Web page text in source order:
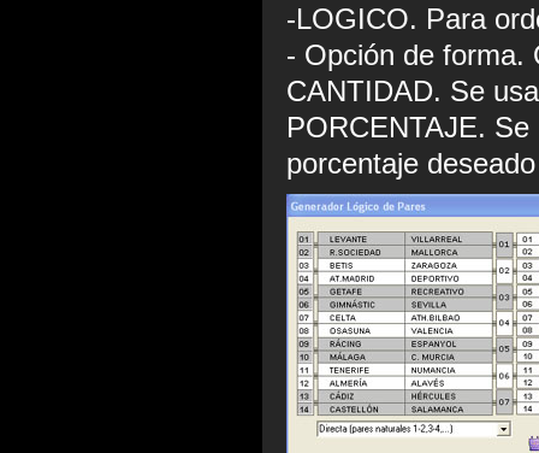
-LOGICO. Para
- Opción de forma.
CANTIDAD. Se
PORCENTAJE.
porcentaje deseado